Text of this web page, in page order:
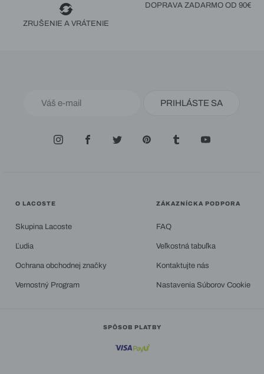
ZRUŠENIE A VRÁTENIE
DOPRAVA ZADARMO OD 90€
PRIHLÁSTE SA
O LACOSTE
Skupina Lacoste
Ľudia
Ochrana obchodnej značky
Vernostný Program
ZÁKAZNÍCKA PODPORA
FAQ
Veľkostná tabuľka
Kontaktujte nás
Nastavenia Súborov Cookie
SPÔSOB PLATBY